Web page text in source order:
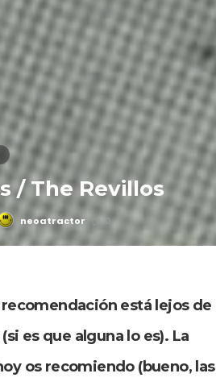
/ The Revillos
neoatractor 0
está lejos de
es que alguna lo es). La
os recomiendo (bueno, las